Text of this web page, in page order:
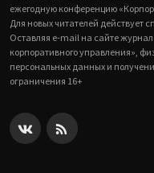
ежегодную конференцию
Для новых читателей действует
Оставляя e-mail на сайте
корпоративного управления»,
персональных данных и
ограничения 16+